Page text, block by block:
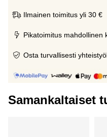
Ilmainen toimitus yli 30 €
Pikatoimitus mahdollinen
Osta turvallisesti
Samankaltaiset